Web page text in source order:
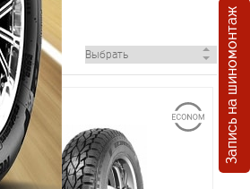
Запись на шиномонтаж